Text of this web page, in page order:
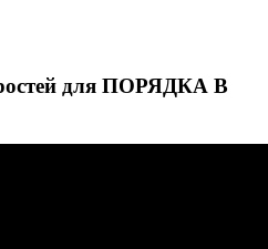
для ПОРЯДКА В